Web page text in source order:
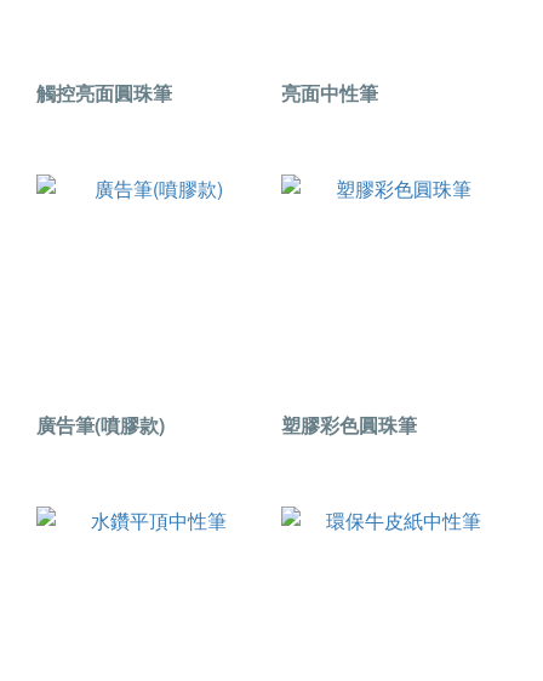
觸控亮面圓珠筆 亮面中性筆
廣告筆(噴膠款) 塑膠彩色圓珠筆